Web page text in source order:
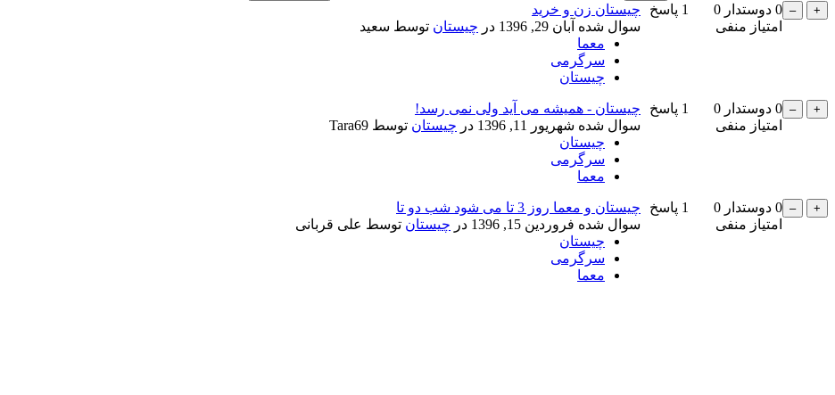
0 دوستدار 0
امتیاز منفی
1 پاسخ
چیستان زن و خرید
سوال شده آبان 29, 1396 در چیستان توسط سعید
معما
سرگرمی
چیستان
0 دوستدار 0
امتیاز منفی
1 پاسخ
چیستان - همیشه می آید ولی نمی رسد!
سوال شده شهریور 11, 1396 در چیستان توسط Tara69
چیستان
سرگرمی
معما
0 دوستدار 0
امتیاز منفی
1 پاسخ
چیستان و معما روز 3 تا می شود شب دو تا
سوال شده فروردین 15, 1396 در چیستان توسط علی قربانی
چیستان
سرگرمی
معما